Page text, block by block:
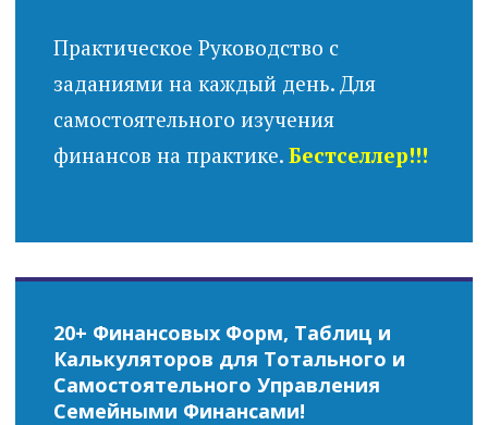
Практическое Руководство с
заданиями на каждый день. Для
самостоятельного изучения
финансов на практике. Бестселлер!!!
20+ Финансовых Форм, Таблиц и
Калькуляторов для Тотального и
Самостоятельного Управления
Семейными Финансами!